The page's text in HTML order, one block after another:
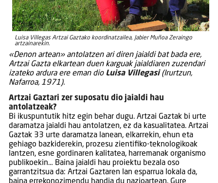
Luisa Villegas Artzai Gaztako koordinatzailea, Jabier Muñoa Zeraingo
artzainarekin.
«Denon artean» antolatzen ari diren jaialdi bat bada ere,
Artzai Gazta elkartean duen karguak jaialdiaren zuzendari
izateko ardura ere eman dioLuisa Villegasi(Irurtzun,
Nafarroa, 1971).
Artzai Gaztari zer suposatu dio jaialdi hau
antolatzeak?
Bi ikuspuntutik hitz egin behar dugu. Artzai Gaztak bi urte
daramatza jaialdi hau antolatzen, ez da kasualitatea. Artzai
Gaztak 33 urte daramatza lanean, elkarrekin, ehun eta
gehiago bazkiderekin, prozesu zientifiko-teknologikoak
lantzen, esne gordinaren kalitatea, harremanak organismo
publikoekin… Baina jaialdi hau proiektu bezala oso
garrantzitsua da: Artzai Gaztaren lan esparrua lokala da,